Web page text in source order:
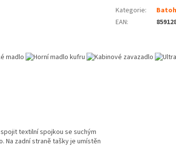
textilní spojkou se suchým
Na zadní straně tašky je umístěn
Kategorie:
EAN: